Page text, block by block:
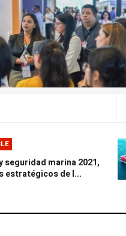
seguridad marina 2021,
estratégicos de l...